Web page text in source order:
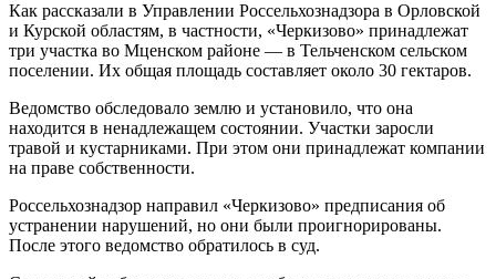
Как рассказали в Управлении Россельхознадзора в Орловской
и Курской областям, в частности, «Черкизово» принадлежат
три участка во Мценском районе — в Тельченском сельском
поселении. Их общая площадь составляет около 30 гектаров.
Ведомство обследовало землю и установило, что она
находится в ненадлежащем состоянии. Участки заросли
травой и кустарниками. При этом они принадлежат компании
на праве собственности.
Россельхознадзор направил «Черкизово» предписания об
устранении нарушений, но они были проигнорированы.
После этого ведомство обратилось в суд.